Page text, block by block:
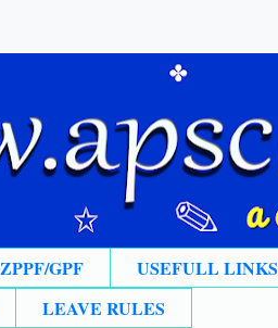
ZPPF/GPF USEFULL LINKS
LEAVE RULES